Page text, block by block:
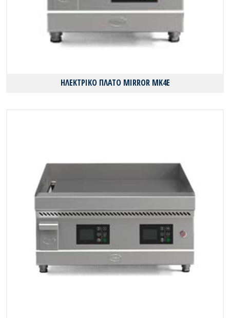
ΗΛΕΚΤΡΙΚΟ ΠΛΑΤΟ MIRROR MK4E